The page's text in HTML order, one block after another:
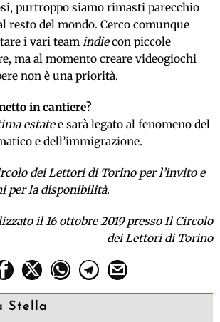
purtroppo siamo rimasti parecchio
resto del mondo. Cerco comunque
i vari team indiecon piccole
ma al momento creare videogiochi
non è una priorità.
in cantiere?
estatee sarà legato al fenomeno del
e dell’immigrazione.
dei Lettori di Torino per l’invito e
per la disponibilità.
il 16 ottobre 2019 presso Il Circolo
dei Lettori di Torino
Stella